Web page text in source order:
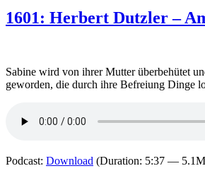
1601: Herbert Dutzler –
Sabine wird von ihrer Mutter überbehütet
geworden, die durch ihre Befreiung Dinge
Podcast: Download (Duration: 5:37 —